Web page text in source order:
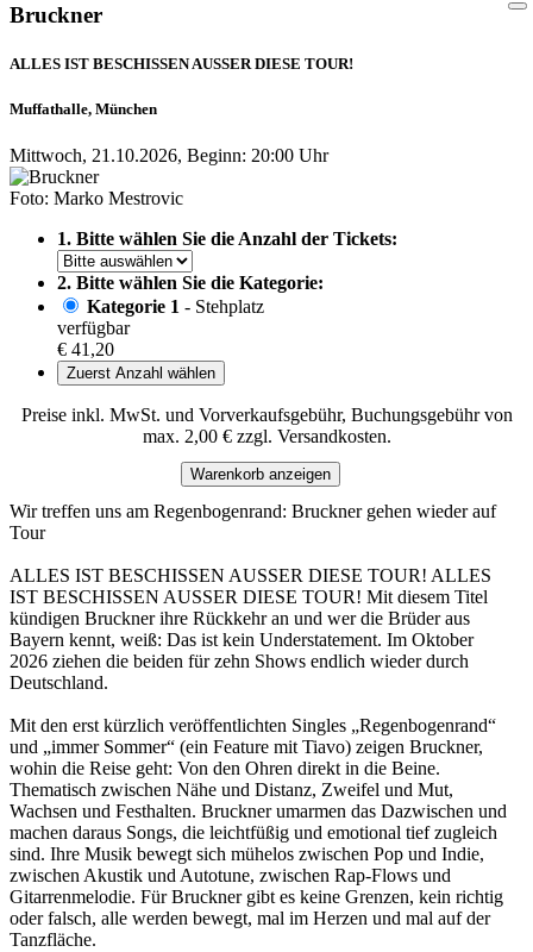
Bruckner
ALLES IST BESCHISSEN AUSSER DIESE TOUR!
Muffathalle, München
Mittwoch, 21.10.2026, Beginn: 20:00 Uhr
Foto: Marko Mestrovic
1. Bitte wählen Sie die Anzahl der Tickets:
2. Bitte wählen Sie die Kategorie:
Kategorie 1 - Stehplatz
verfügbar
€ 41,20
Zuerst Anzahl wählen
Preise inkl. MwSt. und Vorverkaufsgebühr, Buchungsgebühr von
max. 2,00 € zzgl. Versandkosten.
Warenkorb anzeigen
Wir treffen uns am Regenbogenrand: Bruckner gehen wieder auf
Tour
ALLES IST BESCHISSEN AUSSER DIESE TOUR! ALLES
IST BESCHISSEN AUSSER DIESE TOUR! Mit diesem Titel
kündigen Bruckner ihre Rückkehr an und wer die Brüder aus
Bayern kennt, weiß: Das ist kein Understatement. Im Oktober
2026 ziehen die beiden für zehn Shows endlich wieder durch
Deutschland.
Mit den erst kürzlich veröffentlichten Singles „Regenbogenrand“
und „immer Sommer“ (ein Feature mit Tiavo) zeigen Bruckner,
wohin die Reise geht: Von den Ohren direkt in die Beine.
Thematisch zwischen Nähe und Distanz, Zweifel und Mut,
Wachsen und Festhalten. Bruckner umarmen das Dazwischen und
machen daraus Songs, die leichtfüßig und emotional tief zugleich
sind. Ihre Musik bewegt sich mühelos zwischen Pop und Indie,
zwischen Akustik und Autotune, zwischen Rap-Flows und
Gitarrenmelodie. Für Bruckner gibt es keine Grenzen, kein richtig
oder falsch, alle werden bewegt, mal im Herzen und mal auf der
Tanzfläche.